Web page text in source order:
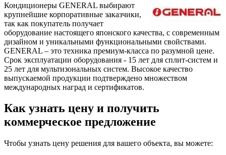
Кондиционеры GENERAL выбирают
крупнейшие корпоративные заказчики,
так как покупатель получает
оборудование настоящего японского качества, с современным
дизайном и уникальными функциональными свойствами.
GENERAL – это техника премиум-класса по разумной цене.
Срок эксплуатации оборудования - 15 лет для сплит-систем и
25 лет для мультизональных систем. Высокое качество
выпускаемой продукции подтверждено множеством
международных наград и сертификатов.
Как узнать цену и получить
коммерческое предложение
Чтобы узнать цену решения для вашего объекта, вы можете: